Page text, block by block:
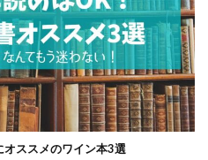
オススメのワイン本3選